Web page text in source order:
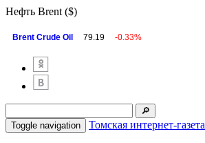
Нефть Brent ($)
Brent Crude Oil 79.19 -0.33%
Toggle navigation Томская интернет-газета